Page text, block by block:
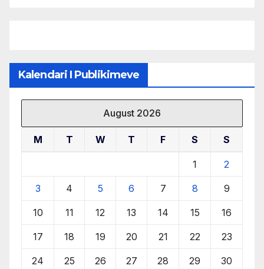
Kalendari I Publikimeve
August 2026
M T W T F S S
1 2
3 4 5 6 7 8 9
10 11 12 13 14 15 16
17 18 19 20 21 22 23
24 25 26 27 28 29 30